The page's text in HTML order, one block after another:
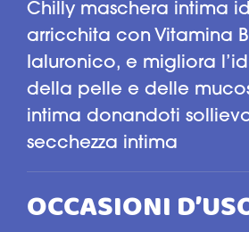
Chilly maschera intima
arricchita con Vitamina
Ialuronico, e migliora
della pelle e delle
intima donandoti
secchezza intima
OCCASIONI